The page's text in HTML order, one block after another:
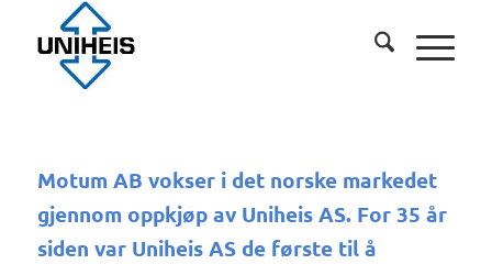
Motum AB vokser i det norske markedet
gjennom oppkjøp av Uniheis AS. For 35 år
siden var Uniheis AS de første til å